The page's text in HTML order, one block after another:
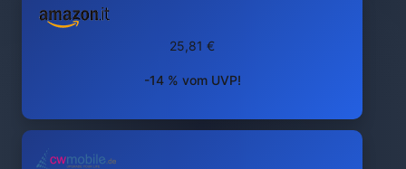
25,81 €
-14 % vom UVP!